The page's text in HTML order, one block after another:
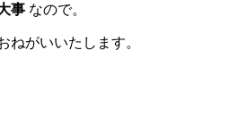
事 なので。
ねがいいたします。